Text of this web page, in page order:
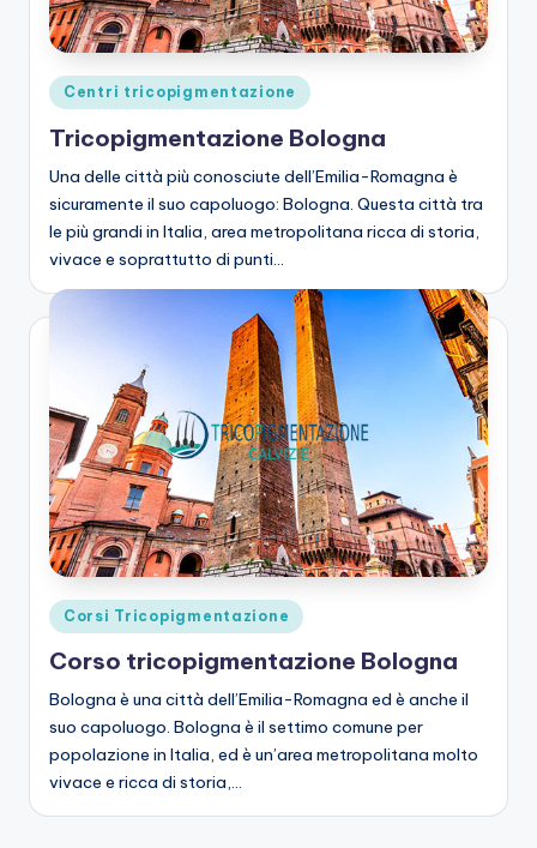
o
n
e
a
lv
ie
Posted
in
Centri tricopigmentazione
Tricopigmentazione Bologna
Una delle città più conosciute dell’Emilia-Romagna è
sicuramente il suo capoluogo: Bologna. Questa città tra
le più grandi in Italia, area metropolitana ricca di storia,
vivace e soprattutto di punti…
Posted
in
Corsi Tricopigmentazione
Corso tricopigmentazione Bologna
Bologna è una città dell’Emilia-Romagna ed è anche il
suo capoluogo. Bologna è il settimo comune per
popolazione in Italia, ed è un’area metropolitana molto
vivace e ricca di storia,…